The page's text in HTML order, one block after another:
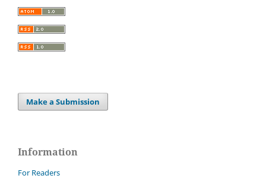
Make a Submission
Information
For Readers